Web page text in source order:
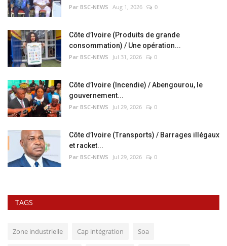
Par BSC-NEWS Aug 1, 2026 0
Côte d’Ivoire (Produits de grande
consommation) / Une opération...
Par BSC-NEWS Jul 31, 2026 0
Côte d’Ivoire (Incendie) / Abengourou, le
gouvernement...
Par BSC-NEWS Jul 29, 2026 0
Côte d’Ivoire (Transports) / Barrages illégaux
et racket...
Par BSC-NEWS Jul 29, 2026 0
TAGS
Zone industrielle Cap intégration Soa